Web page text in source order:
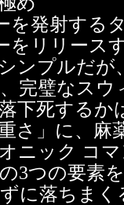
を発射する
をリリース
ンプルだが
完璧なス
下死する
さ」に、麻
ニック コマ
3つの要素
に落ちま